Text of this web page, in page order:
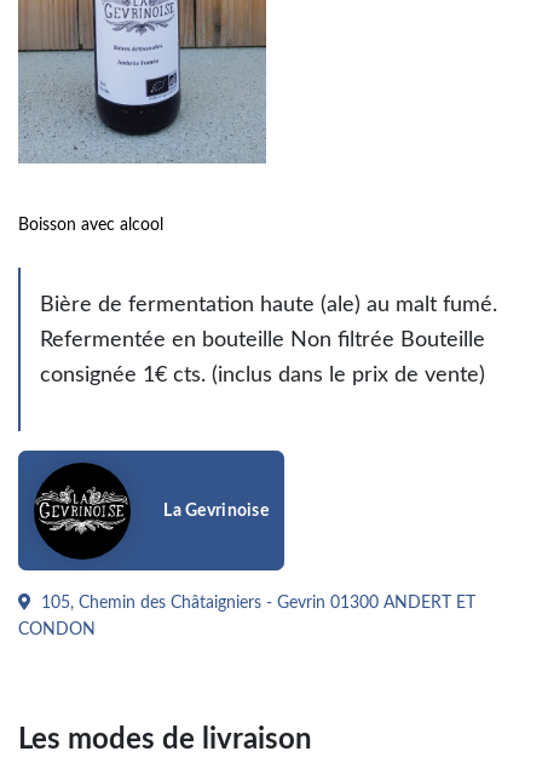
Boisson avec alcool
Bière de fermentation haute (ale) au malt fumé.
Refermentée en bouteille Non filtrée Bouteille
consignée 1€ cts. (inclus dans le prix de vente)
La Gevrinoise
105, Chemin des Châtaigniers - Gevrin 01300 ANDERT ET
CONDON
Les modes de livraison